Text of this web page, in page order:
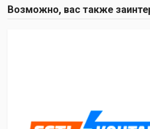
Возможно, вас также